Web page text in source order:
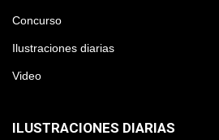
Concurso
Ilustraciones diarias
Video
ILUSTRACIONES DIARIAS